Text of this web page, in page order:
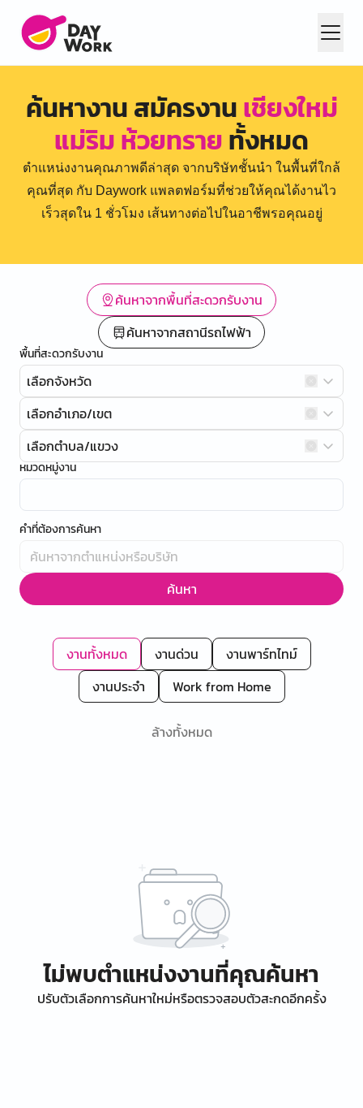
ค้นหางาน สมัครงานเชียงใหม่
แม่ริม ห้วยทรายทั้งหมด
ตำแหน่งงานคุณภาพดีล่าสุด จากบริษัทชั้นนำ ในพื้นที่ใกล้
คุณที่สุด กับ Daywork แพลตฟอร์มที่ช่วยให้คุณได้งานไว
เร็วสุดใน 1 ชั่วโมง เส้นทางต่อไปในอาชีพรอคุณอยู่
ค้นหาจากพื้นที่สะดวกรับงาน
ค้นหาจากสถานีรถไฟฟ้า
พื้นที่สะดวกรับงาน
เลือกจังหวัด
เลือกอำเภอ/เขต
เลือกตำบล/แขวง
หมวดหมู่งาน
คำที่ต้องการค้นหา
ค้นหา
งานทั้งหมด งานด่วน
งานพาร์ทไทม์
งานประจำ
Work from Home
ล้างทั้งหมด
ไม่พบตำแหน่งงานที่คุณค้นหา
ปรับตัวเลือกการค้นหาใหม่หรือตรวจสอบตัวสะกดอีกครั้ง